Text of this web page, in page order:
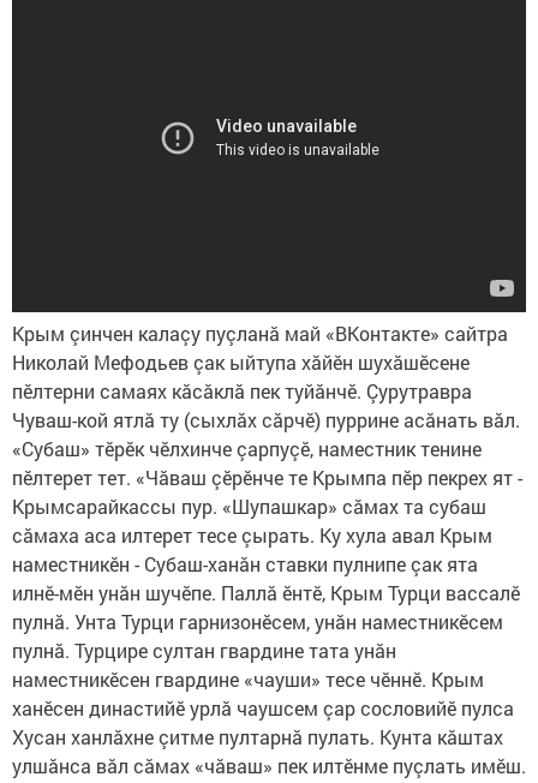
Крым çинчен калаçу пуçланă май «ВКонтакте» сайтра
Николай Мефодьев çак ыйтупа хăйӗн шухăшӗсене
пӗлтерни самаях кăсăклă пек туйăнчӗ. Çурутравра
Чуваш-кой ятлă ту (сыхлăх сăрчӗ) пуррине асăнать вăл.
«Субаш» тӗрӗк чӗлхинче çарпуçӗ, наместник тенине
пӗлтерет тет. «Чăваш çӗрӗнче те Крымпа пӗр пекрех ят -
Крымсарайкассы пур. «Шупашкар» сăмах та субаш
сăмаха аса илтерет тесе çырать. Ку хула авал Крым
наместникӗн - Субаш-ханăн ставки пулнипе çак ята
илнӗ-мӗн унăн шучӗпе. Паллă ӗнтӗ, Крым Турци вассалӗ
пулнă. Унта Турци гарнизонӗсем, унăн наместникӗсем
пулнă. Турцире султан гвардине тата унăн
наместникӗсен гвардине «чауши» тесе чӗннӗ. Крым
ханӗсен династийӗ урлă чаушсем çар сословийӗ пулса
Хусан ханлăхне çитме пултарнă пулать. Кунта кăштах
улшăнса вăл сăмах «чăваш» пек илтӗнме пуçлать имӗш.